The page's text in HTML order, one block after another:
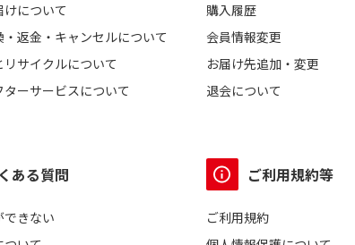
について
返金・キャンセルについて
サイクルについて
ーサービスについて
購入履歴
会員情報変更
お届け先追加・変更
退会について
ある質問
できない
ご利用規約等
ご利用規約